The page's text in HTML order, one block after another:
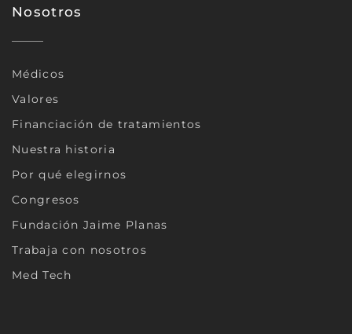
Nosotros
Médicos
Valores
Financiación de tratamientos
Nuestra historia
Por qué elegirnos
Congresos
Fundación Jaime Planas
Trabaja con nosotros
Med Tech